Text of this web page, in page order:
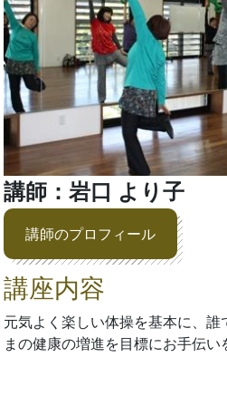
講師：岩口 より子
講師のプロフィール
講座内容
元気よく楽しい体操を基本に、誰
まの健康の増進を目標にお手伝い